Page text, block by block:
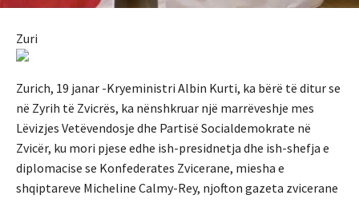
Zuri
Zurich, 19 janar -Kryeministri Albin Kurti, ka bërë të ditur se
në Zyrih të Zvicrës, ka nënshkruar një marrëveshje mes
Lëvizjes Vetëvendosje dhe Partisë Socialdemokrate në
Zvicër, ku mori pjese edhe ish-presidnetja dhe ish-shefja e
diplomacise se Konfederates Zvicerane, miesha e
shqiptareve Micheline Calmy-Rey, njofton gazeta zvicerane